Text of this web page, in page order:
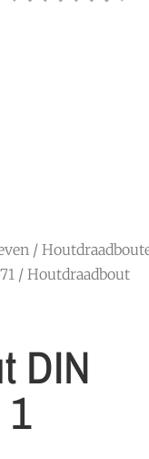
/
/ Houtdraadbout
DIN